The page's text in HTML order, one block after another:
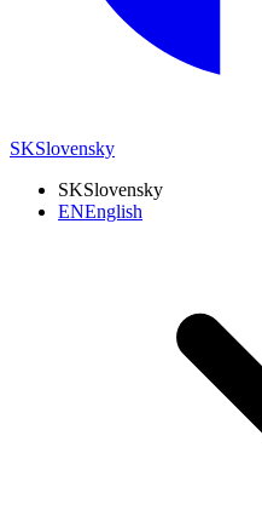
SKSlovensky
SKSlovensky
ENEnglish